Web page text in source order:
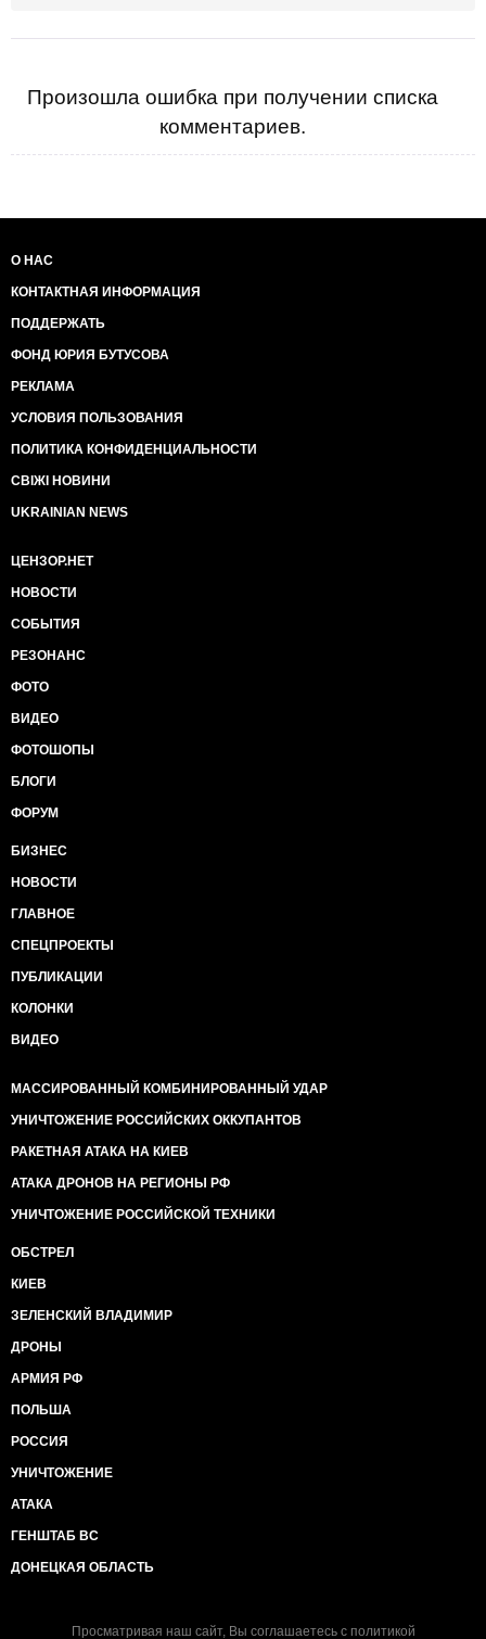
Произошла ошибка при получении списка
комментариев.
О НАС
КОНТАКТНАЯ ИНФОРМАЦИЯ
ПОДДЕРЖАТЬ
ФОНД ЮРИЯ БУТУСОВА
РЕКЛАМА
УСЛОВИЯ ПОЛЬЗОВАНИЯ
ПОЛИТИКА КОНФИДЕНЦИАЛЬНОСТИ
СВІЖІ НОВИНИ
UKRAINIAN NEWS
ЦЕНЗОР.НЕТ
НОВОСТИ
СОБЫТИЯ
РЕЗОНАНС
ФОТО
ВИДЕО
ФОТОШОПЫ
БЛОГИ
ФОРУМ
БИЗНЕС
НОВОСТИ
ГЛАВНОЕ
СПЕЦПРОЕКТЫ
ПУБЛИКАЦИИ
КОЛОНКИ
ВИДЕО
МАССИРОВАННЫЙ КОМБИНИРОВАННЫЙ УДАР
УНИЧТОЖЕНИЕ РОССИЙСКИХ ОККУПАНТОВ
РАКЕТНАЯ АТАКА НА КИЕВ
АТАКА ДРОНОВ НА РЕГИОНЫ РФ
УНИЧТОЖЕНИЕ РОССИЙСКОЙ ТЕХНИКИ
ОБСТРЕЛ
КИЕВ
ЗЕЛЕНСКИЙ ВЛАДИМИР
ДРОНЫ
АРМИЯ РФ
ПОЛЬША
РОССИЯ
УНИЧТОЖЕНИЕ
АТАКА
ГЕНШТАБ ВС
ДОНЕЦКАЯ ОБЛАСТЬ
Просматривая наш сайт, Вы соглашаетесь с политикой